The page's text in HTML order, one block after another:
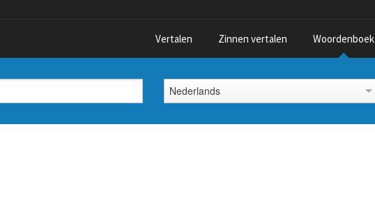
Vertalen Zinnen vertalen Woordenboek
Nederlands